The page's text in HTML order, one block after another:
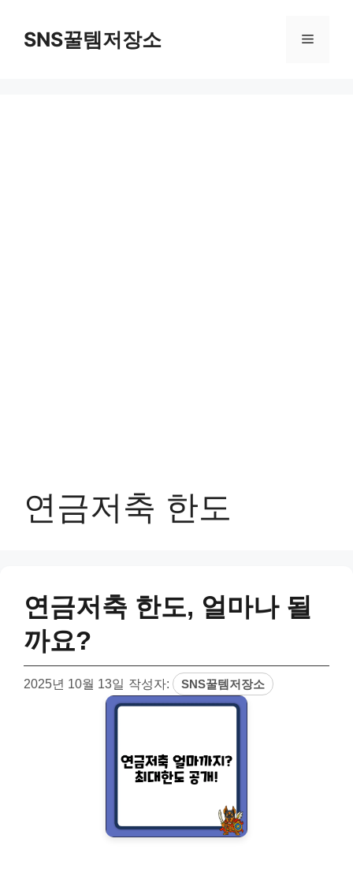
SNS꿀템저장소 메
연금저축 한도
연금저축 한도, 얼마나 될
까요?
2025년 10월 13일 작성자: SNS꿀템저장소